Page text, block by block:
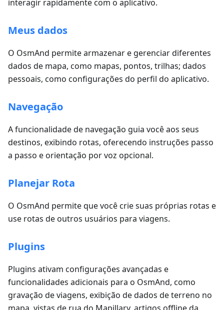
interagir rapidamente com o aplicativo.
Meus dados
O OsmAnd permite armazenar e gerenciar diferentes
dados de mapa, como mapas, pontos, trilhas; dados
pessoais, como configurações do perfil do aplicativo.
Navegação
A funcionalidade de navegação guia você aos seus
destinos, exibindo rotas, oferecendo instruções passo
a passo e orientação por voz opcional.
Planejar Rota
O OsmAnd permite que você crie suas próprias rotas e
use rotas de outros usuários para viagens.
Plugins
Plugins ativam configurações avançadas e
funcionalidades adicionais para o OsmAnd, como
gravação de viagens, exibição de dados de terreno no